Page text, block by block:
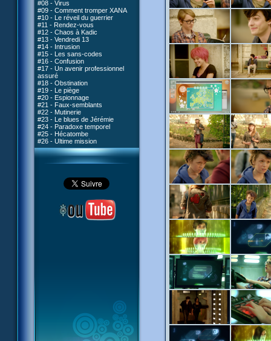
#08 - Virus
#09 - Comment tromper XANA
#10 - Le réveil du guerrier
#11 - Rendez-vous
#12 - Chaos à Kadic
#13 - Vendredi 13
#14 - Intrusion
#15 - Les sans-codes
#16 - Confusion
#17 - Un avenir professionnel
assuré
#18 - Obstination
#19 - Le piège
#20 - Espionnage
#21 - Faux-semblants
#22 - Mutinerie
#23 - Le blues de Jérémie
#24 - Paradoxe temporel
#25 - Hécatombe
#26 - Ultime mission